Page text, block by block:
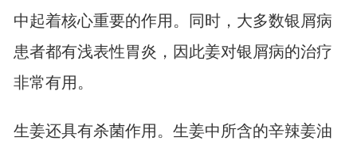
中起着核心重要的作用。同时，大多数银屑病
患者都有浅表性胃炎，因此姜对银屑病的治疗
非常有用。
生姜还具有杀菌作用。生姜中所含的辛辣姜油